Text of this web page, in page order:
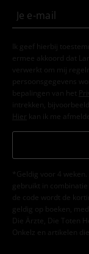
Ik geef hierbij
ermee akkoord dat
verwerkt om mij
persoonsgegevens
bepalingen van het
intrekken, bijvoorbeeld
Hier kan ik me
*Geldig voor 4
gebruikt in
de code wordt de
geldig op boeken,
Die Ärzte, Die Toten
Onkelz en artikelen